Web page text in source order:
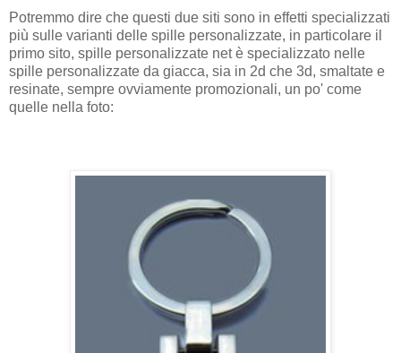
Potremmo dire che questi due siti sono in effetti specializzati
più sulle varianti delle spille personalizzate, in particolare il
primo sito, spille personalizzate net è specializzato nelle
spille personalizzate da giacca, sia in 2d che 3d, smaltate e
resinate, sempre ovviamente promozionali, un po' come
quelle nella foto: